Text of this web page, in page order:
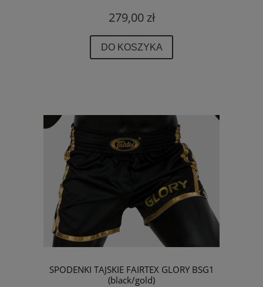
279,00 zł
DO KOSZYKA
SPODENKI TAJSKIE FAIRTEX GLORY BSG1
(black/gold)